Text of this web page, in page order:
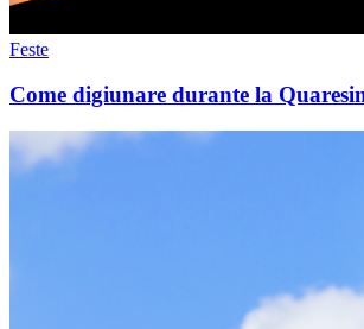
Feste
Come digiunare durante la